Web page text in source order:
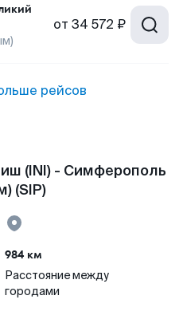
от 34 572 ₽
рейсов
(INI) - Симферополь
(SIP)
984 км
Расстояние между
городами